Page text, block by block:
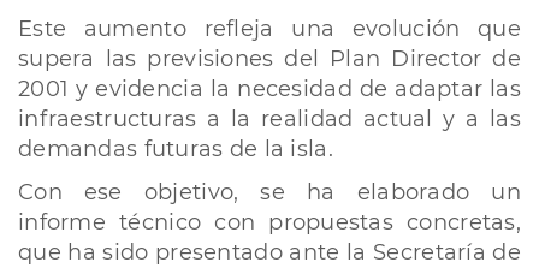
Este aumento refleja una evolución que
supera las previsiones del Plan Director de
2001 y evidencia la necesidad de adaptar las
infraestructuras a la realidad actual y a las
demandas futuras de la isla.
Con ese objetivo, se ha elaborado un
informe técnico con propuestas concretas,
que ha sido presentado ante la Secretaría de